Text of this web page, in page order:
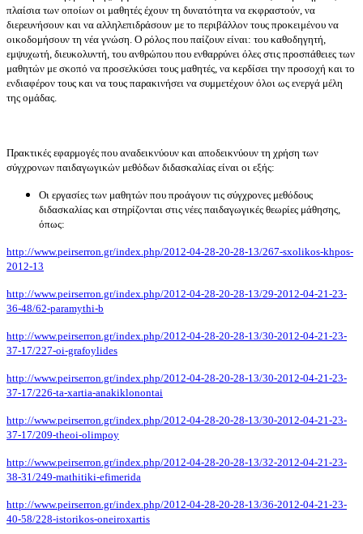
πλαίσια των οποίων οι μαθητές έχουν τη δυνατότητα να εκφραστούν, να
διερευνήσουν και να αλληλεπιδράσουν με το περιβάλλον τους προκειμένου να
οικοδομήσουν τη νέα γνώση. Ο ρόλος που παίζουν είναι: του καθοδηγητή,
εμψυχωτή, διευκολυντή, του ανθρώπου που ενθαρρύνει όλες στις προσπάθειες των
μαθητών με σκοπό να προσελκύσει τους μαθητές, να κερδίσει την προσοχή και το
ενδιαφέρον τους και να τους παρακινήσει να συμμετέχουν όλοι ως ενεργά μέλη
της ομάδας.
Πρακτικές εφαρμογές που αναδεικνύουν και αποδεικνύουν τη χρήση των
σύγχρονων παιδαγωγικών μεθόδων διδασκαλίας είναι οι εξής:
Οι εργασίες των μαθητών που προάγουν τις σύγχρονες μεθόδους
διδασκαλίας και στηρίζονται στις νέες παιδαγωγικές θεωρίες μάθησης,
όπως:
http://www.peirserron.gr/index.php/2012-04-28-20-28-13/267-sxolikos-khpos-
2012-13
http://www.peirserron.gr/index.php/2012-04-28-20-28-13/29-2012-04-21-23-
36-48/62-paramythi-b
http://www.peirserron.gr/index.php/2012-04-28-20-28-13/30-2012-04-21-23-
37-17/227-oi-grafoylides
http://www.peirserron.gr/index.php/2012-04-28-20-28-13/30-2012-04-21-23-
37-17/226-ta-xartia-anakiklonontai
http://www.peirserron.gr/index.php/2012-04-28-20-28-13/30-2012-04-21-23-
37-17/209-theoi-olimpoy
http://www.peirserron.gr/index.php/2012-04-28-20-28-13/32-2012-04-21-23-
38-31/249-mathitiki-efimerida
http://www.peirserron.gr/index.php/2012-04-28-20-28-13/36-2012-04-21-23-
40-58/228-istorikos-oneiroxartis